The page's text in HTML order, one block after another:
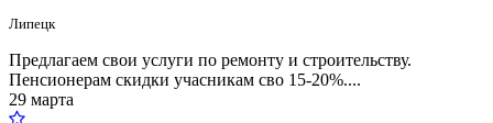
Липецк
Предлагаем свои услуги по ремонту и строительству.
Пенсионерам скидки учасникам сво 15-20%....
29 марта